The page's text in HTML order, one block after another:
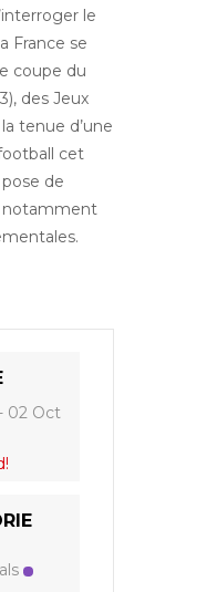
le
France se
coupe du
des Jeux
tenue d’une
cet
de
notamment
02 Oct